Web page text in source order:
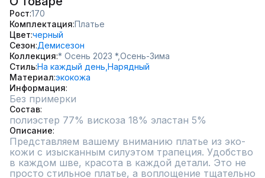
Рост 170
Комплектация Платье
Цвет черный
Сезон Демисезон
Коллекция * Осень 2023 *,Осень-Зима
СтильНа каждый день, Нарядный
Материал экокожа
Информация
Без примерки
Состав
полиэстер 77% вискоза 18% эластан 5%
Описание
Представляем вашему вниманию платье из эко-
кожи с изысканным силуэтом трапеция. Удобство
в каждом шве, красота в каждой детали. Это не
просто стильное платье, а воплощение тщательно